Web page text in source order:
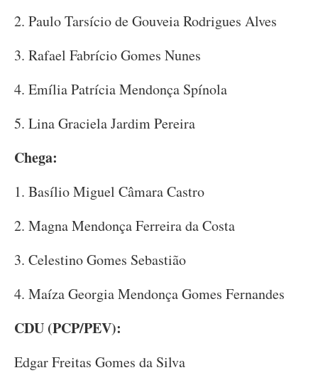
2. Paulo Tarsício de Gouveia Rodrigues Alves
3. Rafael Fabrício Gomes Nunes
4. Emília Patrícia Mendonça Spínola
5. Lina Graciela Jardim Pereira
Chega:
1. Basílio Miguel Câmara Castro
2. Magna Mendonça Ferreira da Costa
3. Celestino Gomes Sebastião
4. Maíza Georgia Mendonça Gomes Fernandes
CDU (PCP/PEV):
Edgar Freitas Gomes da Silva